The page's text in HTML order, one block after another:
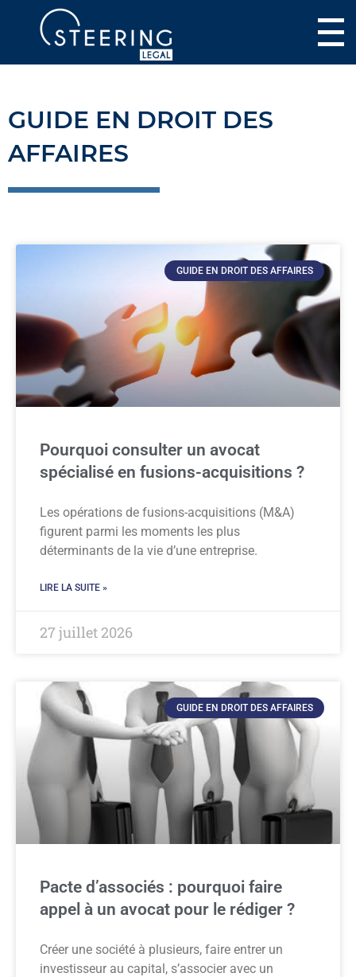
GUIDE EN DROIT DES
AFFAIRES
GUIDE EN DROIT DES AFFAIRES
Pourquoi consulter un avocat
spécialisé en fusions-acquisitions ?
Les opérations de fusions-acquisitions (M&A)
figurent parmi les moments les plus
déterminants de la vie d’une entreprise.
LIRE LA SUITE »
27 juillet 2026
GUIDE EN DROIT DES AFFAIRES
Pacte d’associés : pourquoi faire
appel à un avocat pour le rédiger ?
Créer une société à plusieurs, faire entrer un
investisseur au capital, s’associer avec un